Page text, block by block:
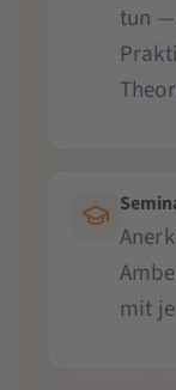
tun
mit